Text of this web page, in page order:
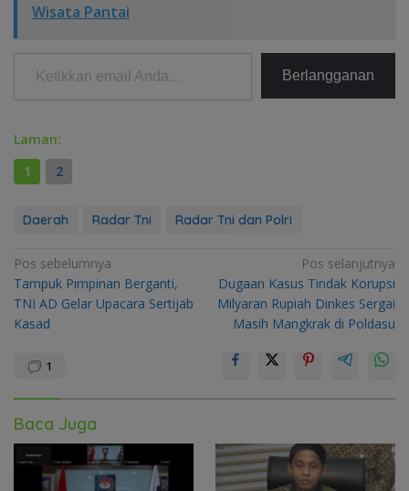
Wisata Pantai
Ketikkan email Anda...
Berlangganan
Laman:
1
2
Daerah Radar Tni Radar Tni dan Polri
Navigasi
pos
Pos sebelumnya
Tampuk Pimpinan Berganti,
TNI AD Gelar Upacara Sertijab
Kasad
Pos selanjutnya
Dugaan Kasus Tindak Korupsi
Milyaran Rupiah Dinkes Sergai
Masih Mangkrak di Poldasu
1
Baca Juga